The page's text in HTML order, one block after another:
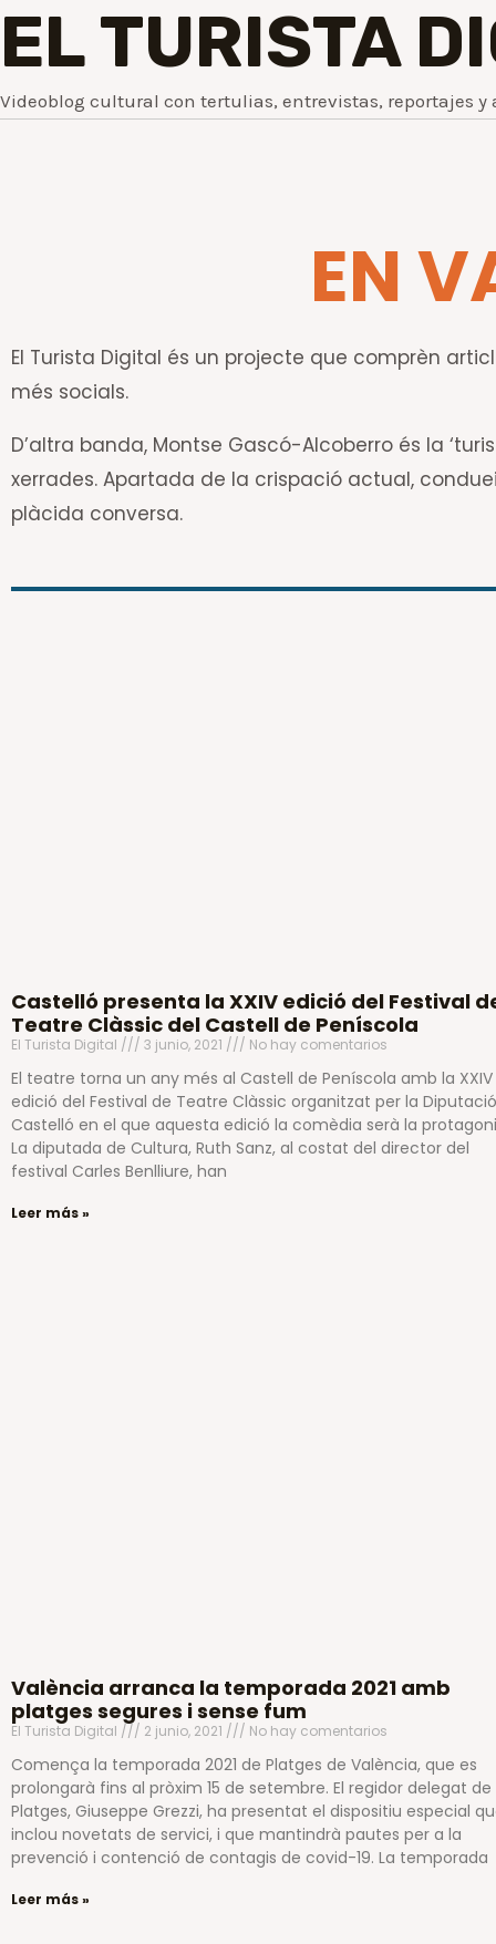
EL TURISTA
Videoblog cultural con tertulias, entrevistas, reportajes y
EN
El Turista Digital és un projecte que comprèn
més socials.
D’altra banda, Montse Gascó-Alcoberro és la
xerrades. Apartada de la crispació actual,
plàcida conversa.
Castelló presenta la XXIV edició del Festival
Teatre Clàssic del Castell de Peníscola
El Turista Digital 3 junio, 2021 No hay comentarios
El teatre torna un any més al Castell de Peníscola amb la XXIV
edició del Festival de Teatre Clàssic organitzat per la
Castelló en el que aquesta edició la comèdia serà la
La diputada de Cultura, Ruth Sanz, al costat del director del
festival Carles Benlliure, han
Leer más »
València arranca la temporada 2021 amb
platges segures i sense fum
El Turista Digital 2 junio, 2021 No hay comentarios
Comença la temporada 2021 de Platges de València, que es
prolongarà fins al pròxim 15 de setembre. El regidor delegat de
Platges, Giuseppe Grezzi, ha presentat el dispositiu especial
inclou novetats de servici, i que mantindrà pautes per a la
prevenció i contenció de contagis de covid-19. La temporada
Leer más »